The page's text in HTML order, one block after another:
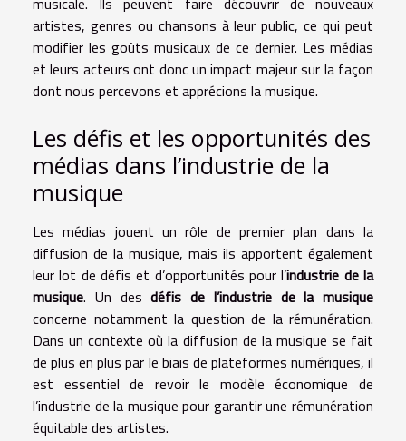
artistes, genres ou chansons à leur public, ce qui peut
modifier les goûts musicaux de ce dernier. Les médias
et leurs acteurs ont donc un impact majeur sur la façon
dont nous percevons et apprécions la musique.
Les défis et les opportunités des
médias dans l’industrie de la
musique
Les médias jouent un rôle de premier plan dans la
diffusion de la musique, mais ils apportent également
leur lot de défis et d’opportunités pour l’industrie de la
musique. Un desdéfis de l’industrie de la musique
concerne notamment la question de la rémunération.
Dans un contexte où la diffusion de la musique se fait
de plus en plus par le biais de plateformes numériques, il
est essentiel de revoir le modèle économique de
l’industrie de la musique pour garantir une rémunération
équitable des artistes.